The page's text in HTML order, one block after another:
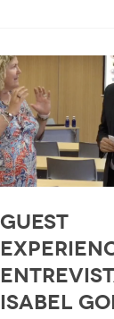
Guest
Isabel